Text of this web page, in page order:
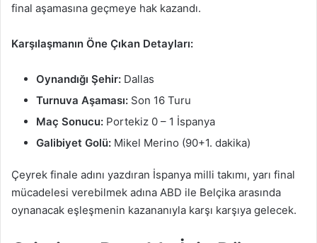
final aşamasına geçmeye hak kazandı.
Karşılaşmanın Öne Çıkan Detayları:
Oynandığı Şehir: Dallas
Turnuva Aşaması: Son 16 Turu
Maç Sonucu: Portekiz 0 – 1 İspanya
Galibiyet Golü: Mikel Merino (90+1. dakika)
Çeyrek finale adını yazdıran İspanya milli takımı, yarı final
mücadelesi verebilmek adına ABD ile Belçika arasında
oynanacak eşleşmenin kazananıyla karşı karşıya gelecek.